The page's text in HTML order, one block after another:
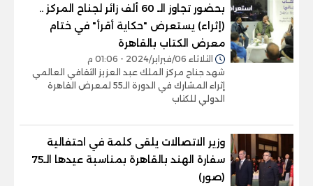
بحضور تجاوز الـ 60 ألف زائر لجناح المركز ..
(إثراء) يستعرض "حكاية أقرأ" في ختام
معرض الكتاب بالقاهرة
الثلاثاء 06/فبراير/2024 - 01:06 م
شهد جناح مركز الملك عبد العزيز الثقافي العالمي
إثراء المشارك في الدورة الـ55 لمعرض القاهرة
الدولي للكتاب
وزير الاتصالات يلقى كلمة في احتفالية
سفارة الهند بالقاهرة بمناسبة عيدها الـ75
(صور)